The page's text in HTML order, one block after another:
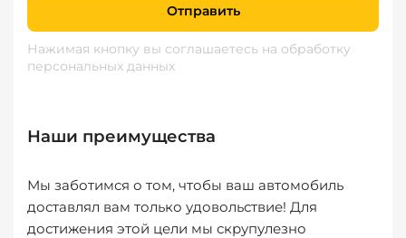
Отправить
Нажимая кнопку вы соглашаетесь на обработку
персональных данных
Наши преимущества
Мы заботимся о том, чтобы ваш автомобиль
доставлял вам только удовольствие! Для
достижения этой цели мы скрупулезно